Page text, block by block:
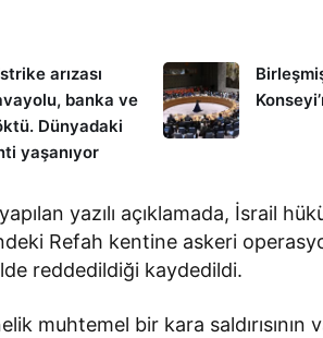
arızası
banka ve
Dünyadaki
yaşanıyor
yapılan yazılı açıklamada, İsrail
Refah kentine askeri
reddedildiği kaydedildi.
muhtemel bir kara saldırısının